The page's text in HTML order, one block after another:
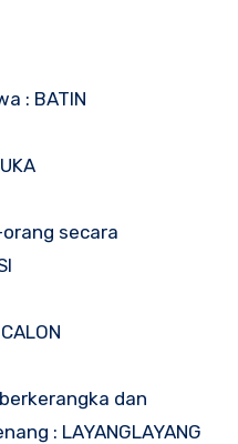
: BATIN
secara
dan
: LAYANGLAYANG